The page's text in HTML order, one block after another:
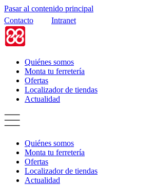
Pasar al contenido principal
Contacto
Intranet
Quiénes somos
Monta tu ferretería
Ofertas
Localizador de tiendas
Actualidad
Quiénes somos
Monta tu ferretería
Ofertas
Localizador de tiendas
Actualidad